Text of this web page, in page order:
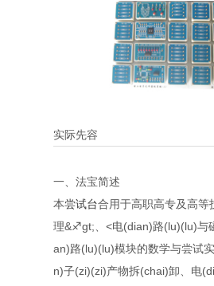
实际先容
一、法宝简述
本尝试台合用于高职高专及高等
理&♐gt;、<电(dian)路(lu)(lu)
an)路(lu)(lu)模块的数学与尝试
n)子(zi)(zi)产物拆(chai)卸、电